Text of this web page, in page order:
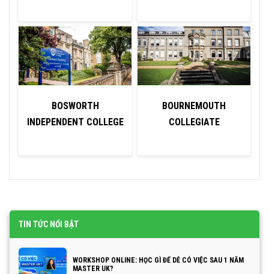
BOSWORTH
INDEPENDENT COLLEGE
BOURNEMOUTH
COLLEGIATE
TIN TỨC NỔI BẬT
WORKSHOP ONLINE: HỌC GÌ ĐỂ DỄ CÓ VIỆC SAU 1 NĂM
MASTER UK?